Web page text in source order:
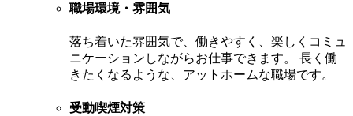
職場環境・雰囲気
落ち着いた雰囲気で、働きやすく、楽しくコミュ
ニケーションしながらお仕事できます。 長く働
きたくなるような、アットホームな職場です。
受動喫煙対策